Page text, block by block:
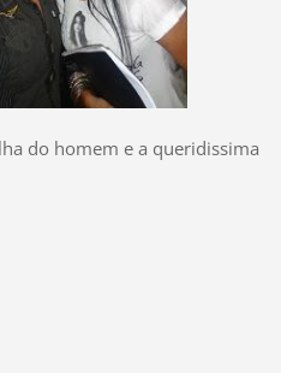
do homem e a queridissima